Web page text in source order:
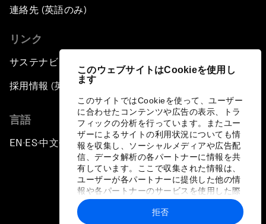
このウェブサイトはCookieを使用し
ます
このサイトではCookieを使って、ユーザー
に合わせたコンテンツや広告の表示、トラ
フィックの分析を行っています。またユー
ザーによるサイトの利用状況についても情
報を収集し、ソーシャルメディアや広告配
信、データ解析の各パートナーに情報を共
有しています。ここで収集された情報は、
ユーザーが各パートナーに提供した他の情
報や各パートナーのサービスを使用した際
に収集された情報と組み合わされ、各パー
トナーによって使用されることがありま
拒否
連絡先 (英語のみ)
リンク
サステナビリティへの取り組み
採用情報 (英語のみ)
言語
EN ▪ES▪中文▪ 日本語